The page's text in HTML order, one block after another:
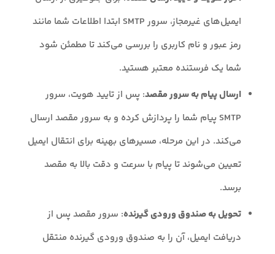
ایمیل‌های غیرمجاز، سرور SMTP ابتدا اطلاعات شما مانند
رمز عبور و نام کاربری را بررسی می‌کند تا مطمئن شود
شما یک فرستنده معتبر هستید.
ارسال پیام به سرور مقصد: پس از تایید هویت، سرور
SMTP پیام شما را پردازش کرده و به سرور مقصد ارسال
می‌کند. در این مرحله، مسیرهای بهینه برای انتقال ایمیل
تعیین می‌شوند تا پیام با سرعت و دقت بالا به مقصد
برسد.
تحویل به صندوق ورودی گیرنده: سرور مقصد پس از
دریافت ایمیل، آن را به صندوق ورودی گیرنده منتقل